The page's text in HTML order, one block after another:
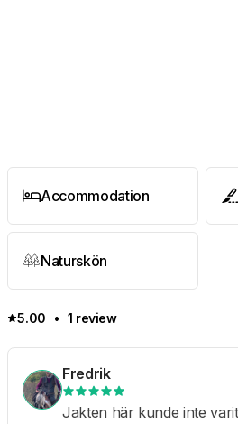
Accommodation
Naturskön
5.00 • 1 review
Fredrik
Jakten här kunde inte